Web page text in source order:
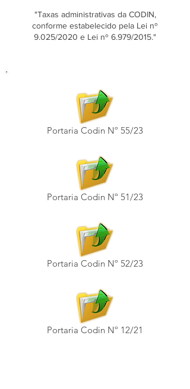
"Taxas administrativas da CODIN,
conforme estabelecido pela Lei nº
9.025/2020 e Lei nº 6.979/2015."
Portaria Codin Nº 55/23
Portaria Codin Nº 51/23
Portaria Codin Nº 52/23
Portaria Codin Nº 12/21